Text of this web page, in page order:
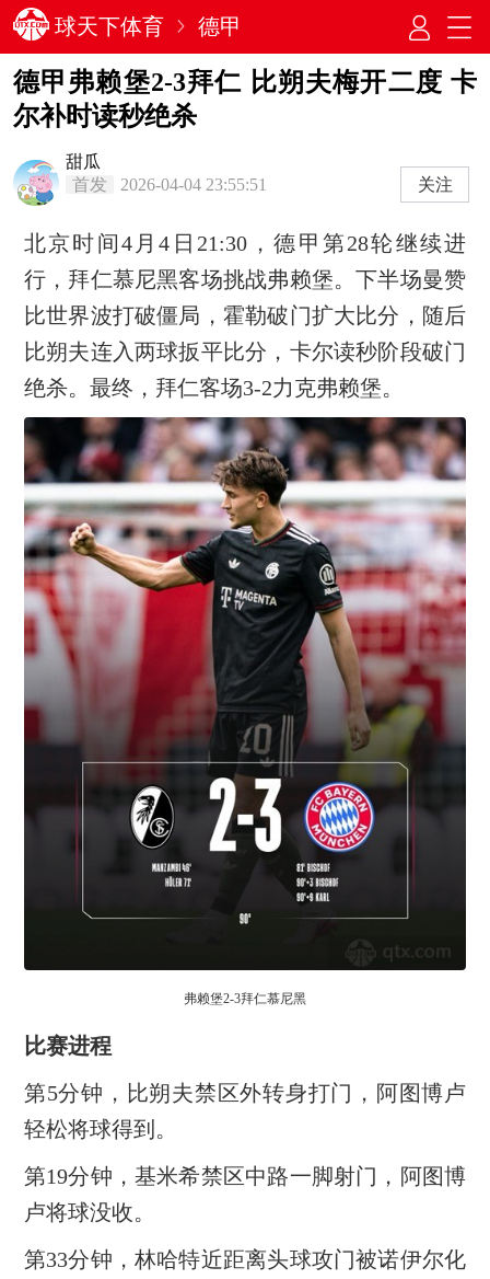
球天下体育 德甲
德甲弗赖堡2-3拜仁 比朔夫梅开二度 卡
尔补时读秒绝杀
甜瓜
首发
2026-04-04 23:55:51 关注
北京时间4月4日21:30，德甲第28轮继续进
行，拜仁慕尼黑客场挑战弗赖堡。下半场曼赞
比世界波打破僵局，霍勒破门扩大比分，随后
比朔夫连入两球扳平比分，卡尔读秒阶段破门
绝杀。最终，拜仁客场3-2力克弗赖堡。
弗赖堡2-3拜仁慕尼黑
比赛进程
第5分钟，比朔夫禁区外转身打门，阿图博卢
轻松将球得到。
第19分钟，基米希禁区中路一脚射门，阿图博
卢将球没收。
第33分钟，林哈特近距离头球攻门被诺伊尔化